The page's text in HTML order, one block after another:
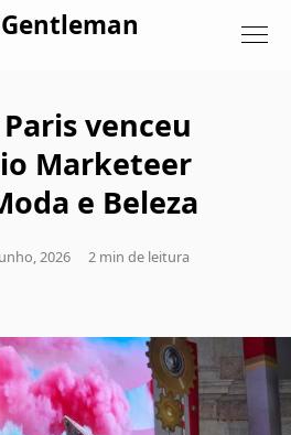
Paris venceu
Marketeer
e Beleza
2026 2 min de leitura